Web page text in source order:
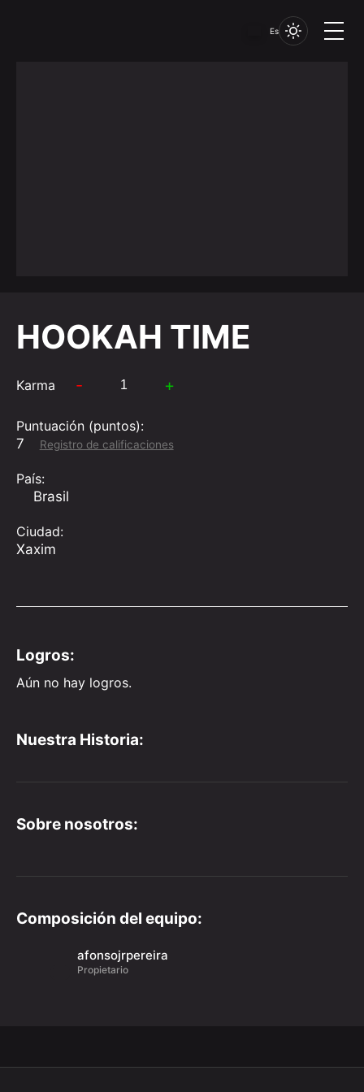
Es
HOOKAH TIME
Karma - +
Puntuación (puntos):
7
Registro de calificaciones
País:
Brasil
Ciudad:
Xaxim
Logros:
Aún no hay logros.
Nuestra Historia:
Sobre nosotros:
Composición del equipo:
afonsojrpereira
Propietario